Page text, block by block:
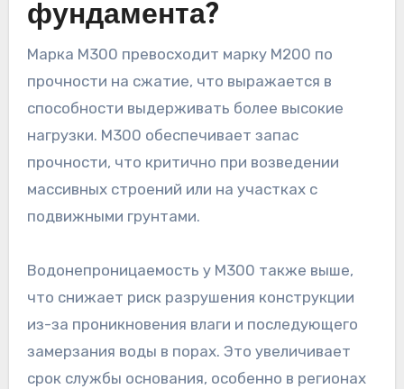
фундамента?
Марка М300 превосходит марку М200 по
прочности на сжатие, что выражается в
способности выдерживать более высокие
нагрузки. М300 обеспечивает запас
прочности, что критично при возведении
массивных строений или на участках с
подвижными грунтами.
Водонепроницаемость у М300 также выше,
что снижает риск разрушения конструкции
из-за проникновения влаги и последующего
замерзания воды в порах. Это увеличивает
срок службы основания, особенно в регионах